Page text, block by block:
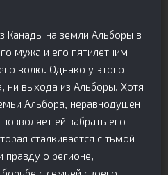
Канады на земли Альборы в
мужа и его пятилетним
волю. Однако у этого
ни выхода из Альборы. Хотя
Альбора, неравнодушен
ей забрать его
сталкивается с тьмой
правду о регионе,